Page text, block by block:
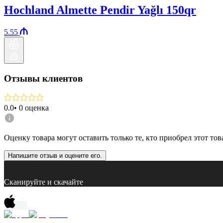
Hochland Almette Pendir Yağlı 150qr
5.55
Отзывы клиентов
0.0• 0 оценка
Оценку товара могут оставить только те, кто приобрел этот
Напишите отзыв и оцените его.
Сканируйте и скачайте